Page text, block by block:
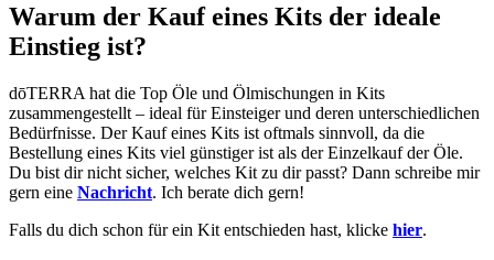
Warum der Kauf eines Kits der ideale
Einstieg ist?
dōTERRA hat die Top Öle und Ölmischungen in Kits
zusammengestellt – ideal für Einsteiger und deren unterschiedlichen
Bedürfnisse. Der Kauf eines Kits ist oftmals sinnvoll, da die
Bestellung eines Kits viel günstiger ist als der Einzelkauf der Öle.
Du bist dir nicht sicher, welches Kit zu dir passt? Dann schreibe mir
gern eine Nachricht. Ich berate dich gern!
Falls du dich schon für ein Kit entschieden hast, klicke hier.